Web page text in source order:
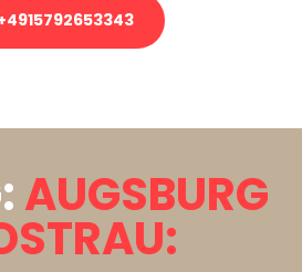
AUGSBURG